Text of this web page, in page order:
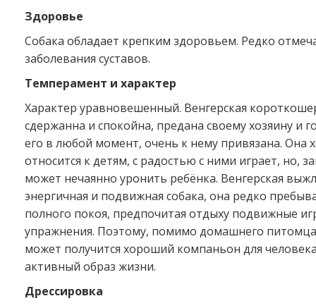
Здоровье
Собака обладает крепким здоровьем. Редко
заболевания суставов.
Темперамент и характер
Характер уравновешенный. Венгерская
сдержанна и спокойна, предана своему хозяину и
его в любой момент, очень к нему привязана. Она
относится к детям, с радостью с ними играет, но,
может нечаянно уронить ребёнка. Венгерская
энергичная и подвижная собака, она редко
полного покоя, предпочитая отдыху подвижные
упражнения. Поэтому, помимо домашнего
может получится хороший компаньон для
активный образ жизни.
Дрессировка